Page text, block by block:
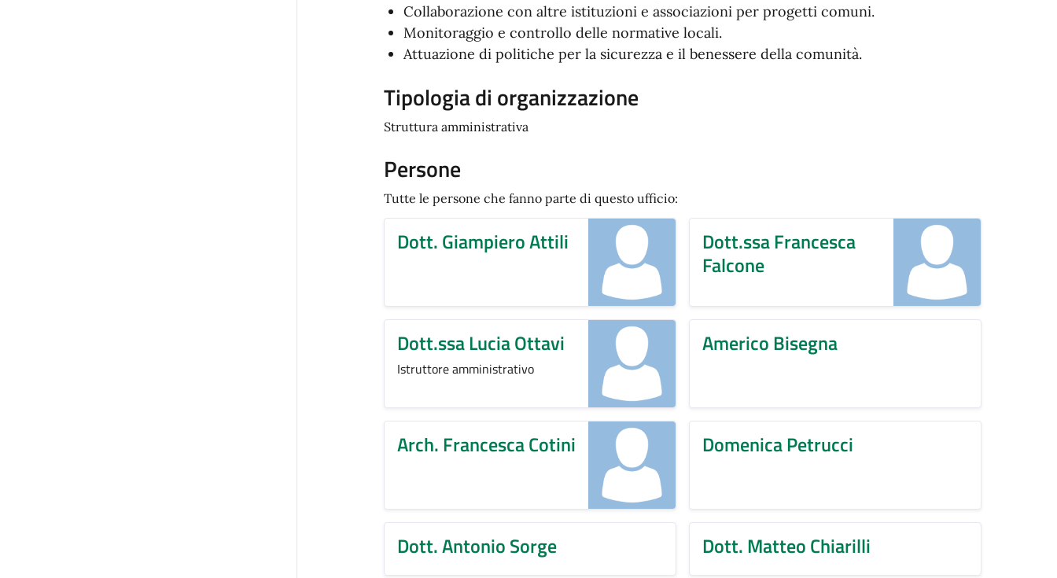
Collaborazione con altre istituzioni e associazioni per progetti comuni.
Monitoraggio e controllo delle normative locali.
Attuazione di politiche per la sicurezza e il benessere della comunità.
Tipologia di organizzazione
Struttura amministrativa
Persone
Tutte le persone che fanno parte di questo ufficio:
Dott. Giampiero Attili
Dott.ssa Francesca
Falcone
Dott.ssa Lucia Ottavi
Istruttore amministrativo
Americo Bisegna
Arch. Francesca Cotini Domenica Petrucci
Dott. Antonio Sorge Dott. Matteo Chiarilli